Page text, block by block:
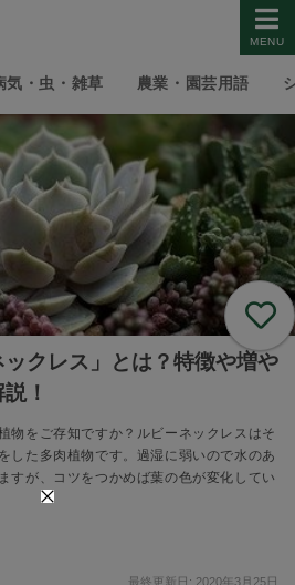
MENU
気・虫・雑草 農業・園芸用語
クレス」とは？特徴や増や
！
物をご存知ですか？ルビーネックレスはそ
した多肉植物です。過湿に弱いので水のあ
すが、コツをつかめば葉の色が変化してい
最終更新日: 2020年3月25日